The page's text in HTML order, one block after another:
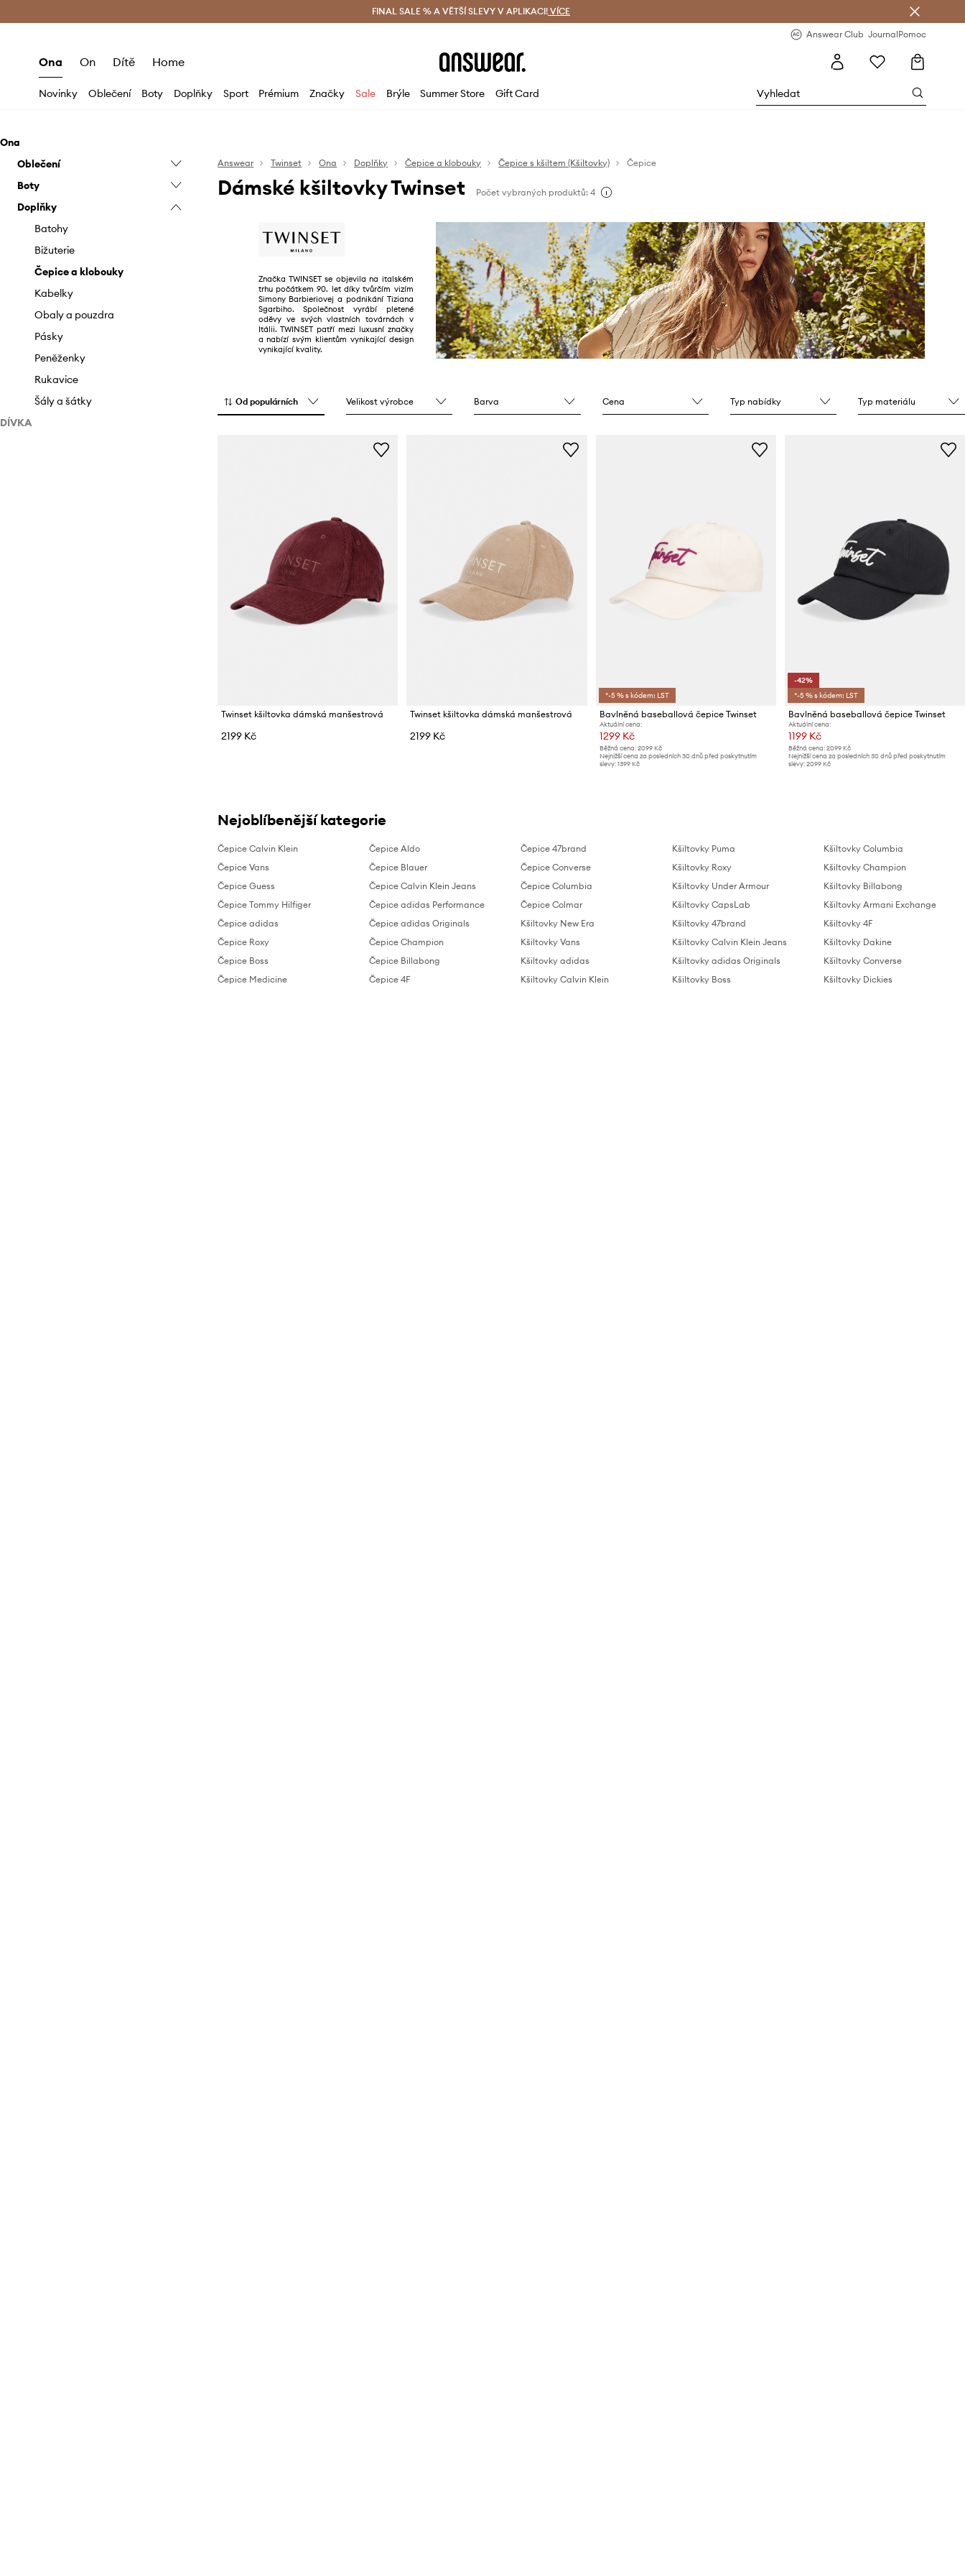
Doručení a vrácení zdarma (od 1800 Kč) Doručení i do 24 h
FINAL SALE % A VĚTŠÍ SLEVY V APLIKACI! VÍCE
Answear Club JournalPomoc
Ona On Dítě Home
Novinky Oblečení Boty Doplňky Sport Prémium Značky Sale Brýle Summer Store Gift Card
Ona
Oblečení
Bundy
Džíny
Halenky a košile
Kabáty
Kalhoty a legíny
Mikiny
Overaly
Plavky
Sady
Saka
Spodní prádlo
Boty
Baleríny
Kotníkové boty
Kozačky
Lodičky
Mokasíny a polobotky
Papuče
Sandály a pantofle
Sněhule
Sneakers boty
Doplňky
Batohy
Bižuterie
Čepice a klobouky
Kabelky
Obaly a pouzdra
Pásky
Peněženky
Rukavice
Šály a šátky
DÍVKA
Answear Twinset Ona Doplňky Čepice a klobouky Čepice s kšiltem (Kšiltovky) Čepice
Dámské kšiltovky Twinset Počet vybraných produktů: 4
Značka TWINSET se objevila na italském
trhu počátkem 90. let díky tvůrčím vizím
Simony Barbieriovej a podnikání Tiziana
Sgarbiho. Společnost vyrábí pletené
oděvy ve svých vlastních továrnách v
Itálii. TWINSET patří mezi luxusní značky
a nabízí svým klientům vynikající design
vynikající kvality.
Od populárních Velikost výrobce Barva Cena Typ nabídky Typ materiálu
Twinset kšiltovka dámská manšestrová
2199 Kč
Twinset kšiltovka dámská manšestrová
2199 Kč
*-5 % s kódem: LST
Bavlněná baseballová čepice Twinset
Aktuální cena:
1299 Kč
Běžná cena: 2099 Kč
Nejnižší cena za posledních 30 dnů před poskytnutím
slevy: 1399 Kč
-42%
*-5 % s kódem: LST
Bavlněná baseballová čepice Twinset
Aktuální cena:
1199 Kč
Běžná cena: 2099 Kč
Nejnižší cena za posledních 30 dnů před poskytnutím
slevy: 2099 Kč
Nejoblíbenější kategorie
Čepice Calvin Klein
Čepice Vans
Čepice Guess
Čepice Tommy Hilfiger
Čepice adidas
Čepice Roxy
Čepice Boss
Čepice Medicine
Čepice Aldo
Čepice Blauer
Čepice Calvin Klein Jeans
Čepice adidas Performance
Čepice adidas Originals
Čepice Champion
Čepice Billabong
Čepice 4F
Čepice 47brand
Čepice Converse
Čepice Columbia
Čepice Colmar
Kšiltovky New Era
Kšiltovky Vans
Kšiltovky adidas
Kšiltovky Calvin Klein
Kšiltovky Puma
Kšiltovky Roxy
Kšiltovky Under Armour
Kšiltovky CapsLab
Kšiltovky 47brand
Kšiltovky Calvin Klein Jeans
Kšiltovky adidas Originals
Kšiltovky Boss
Kšiltovky Columbia
Kšiltovky Champion
Kšiltovky Billabong
Kšiltovky Armani Exchange
Kšiltovky 4F
Kšiltovky Dakine
Kšiltovky Converse
Kšiltovky Dickies